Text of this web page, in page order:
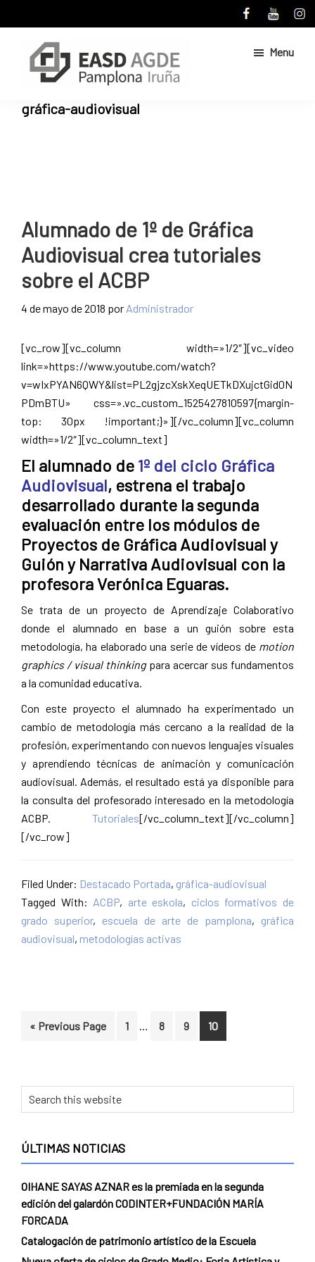
to
content
to
Escuela
de
Sitio
y
Superior
Diseño
de
Menu
gráfica-audiovisual
Alumnado de 1º de Gráfica
Audiovisual crea tutoriales
sobre el ACBP
4 de mayo de 2018 por Administrador
[vc_row][vc_column width=»1/2″][vc_video
link=»https://www.youtube.com/watch?
v=wIxPYAN6QWY&list=PL2gjzcXskXeqUETkDXujctGid0N
PDmBTU» css=».vc_custom_1525427810597{margin-
top: 30px !important;}»][/vc_column][vc_column
width=»1/2″][vc_column_text]
El alumnado de 1º del ciclo Gráfica
Audiovisual, estrena el trabajo
desarrollado durante la segunda
evaluación entre los módulos de
Proyectos de Gráfica Audiovisual y
Guión y Narrativa Audiovisual con la
profesora Verónica Eguaras.
Se trata de un proyecto de Aprendizaje Colaborativo
donde el alumnado en base a un guión sobre esta
metodología, ha elaborado una serie de vídeos de motion
graphics / visual thinkingpara acercar sus fundamentos
a la comunidad educativa.
Con este proyecto el alumnado ha experimentado un
cambio de metodología más cercano a la realidad de la
profesión, experimentando con nuevos lenguajes visuales
y aprendiendo técnicas de animación y comunicación
audiovisual. Además, el resultado está ya disponible para
la consulta del profesorado interesado en la metodología
ACBP. Tutoriales[/vc_column_text][/vc_column]
[/vc_row]
Filed Under: Destacado Portada, gráfica-audiovisual
Tagged With: ACBP, arte eskola, ciclos formativos de
grado superior, escuela de arte de pamplona, gráfica
audiovisual, metodologías activas
« Go
Previous Page Page
1
Interim
… Page
8 Page
9 Page
10
Primary
Sidebar
Search
this
ÚLTIMAS NOTICIAS
OIHANE SAYAS AZNAR es la premiada en la segunda
edición del galardón CODINTER+FUNDACIÓN MARÍA
FORCADA
Catalogación de patrimonio artístico de la Escuela